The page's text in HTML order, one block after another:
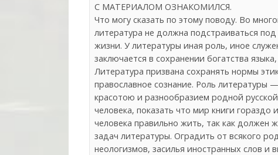
С МАТЕРИАЛОМ ОЗНАКОМИЛСЯ.
Что могу сказать по этому поводу. Во
литература не должна подстраиваться
жизни. У литературы иная роль, иное
заключается в сохранении богатства
Литература призвана сохранять нормы
православное сознание. Роль литературы
красотою и разнообразием родной
человека, показать что мир книги
человека правильно жить, так как должен
задач литературы. Оградить от всякого
неологизмов, засилья иностранных слов